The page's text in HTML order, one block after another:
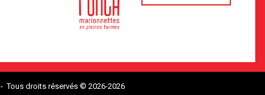
- Tous droits réservés © 2026-2026